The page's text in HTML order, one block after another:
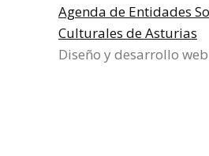
Agenda de Entidades
Culturales de Asturias
Diseño y desarrollo